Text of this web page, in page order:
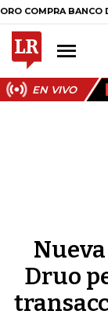
BANCO DE LA
EN VIVO
Druo